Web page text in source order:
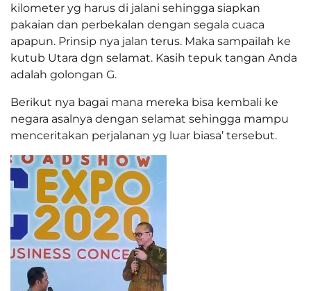
kilometer yg harus di jalani sehingga siapkan
pakaian dan perbekalan dengan segala cuaca
apapun. Prinsip nya jalan terus. Maka sampailah ke
kutub Utara dgn selamat. Kasih tepuk tangan Anda
adalah golongan G.
Berikut nya bagai mana mereka bisa kembali ke
negara asalnya dengan selamat sehingga mampu
menceritakan perjalanan yg luar biasa’ tersebut.